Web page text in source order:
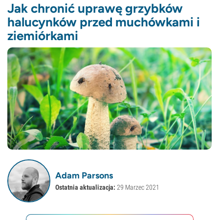
Jak chronić uprawę grzybków
halucynków przed muchówkami i
ziemiórkami
Adam Parsons
Ostatnia aktualizacja: 29 Marzec 2021